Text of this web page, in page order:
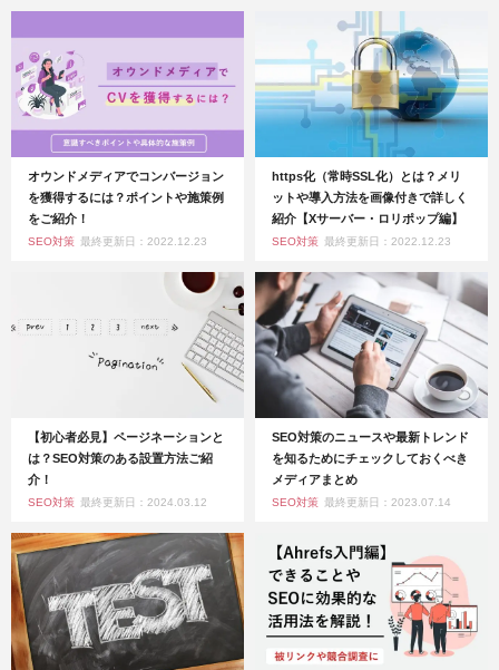
オウンドメディアでコンバージョン
を獲得するには？ポイントや施策例
をご紹介！
SEO対策 最終更新日：2022.12.23
https化（常時SSL化）とは？メリ
ットや導入方法を画像付きで詳しく
紹介【Xサーバー・ロリポップ編】
SEO対策 最終更新日：2022.12.23
【初心者必見】ページネーションと
は？SEO対策のある設置方法ご紹
介！
SEO対策 最終更新日：2024.03.12
SEO対策のニュースや最新トレンド
を知るためにチェックしておくべき
メディアまとめ
SEO対策 最終更新日：2023.07.14